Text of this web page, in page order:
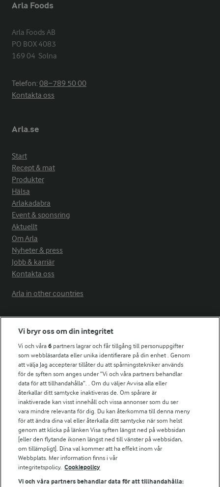
Arla Foods
Arla Foods AB
PO BOX 4083
169 04  Solna
Telefon:08−789 50 00
Kontakta oss
Arla.se
Start
Recept & mat
Produkter
Hälsa
Arlakadabra
Event & sponsring
Aktuellt
Om Arla
Nyheter & press
Jobb & karriär
Kontakta oss
Arla in other countries
Fler Arlasajter
För ägare
Arlas kundportal
Arla.com
Falbygdens Ost
Arla webbshop
Bildbank
Följ oss
Vi bryr oss om din integritet
Vi och våra6 partners lagrar och får tillgång till personuppgifter
som webbläsardata eller unika identifierare på din enhet . Genom
att välja Jag accepterar tillåter du att spårningstekniker används
för de syften som anges under ”Vi och våra partners behandlar
data för att tillhandahålla”. . Om du väljer Avvisa alla eller
återkallar ditt samtycke inaktiveras de. Om spårare är
inaktiverade kan visst innehåll och vissa annonser som du ser
vara mindre relevanta för dig. Du kan återkomma till denna meny
för att ändra dina val eller återkalla ditt samtycke när som helst
genom att klicka på länken Visa syften längst ned på webbsidan
[eller den flytande ikonen längst ned till vänster på webbsidan,
om tillämpligt]. Dina val kommer att ha effekt inom vår
Webbplats. Mer information finns i vår
integritetspolicy. Cookiepolicy
Vi och våra partners behandlar data för att tillhandahålla: